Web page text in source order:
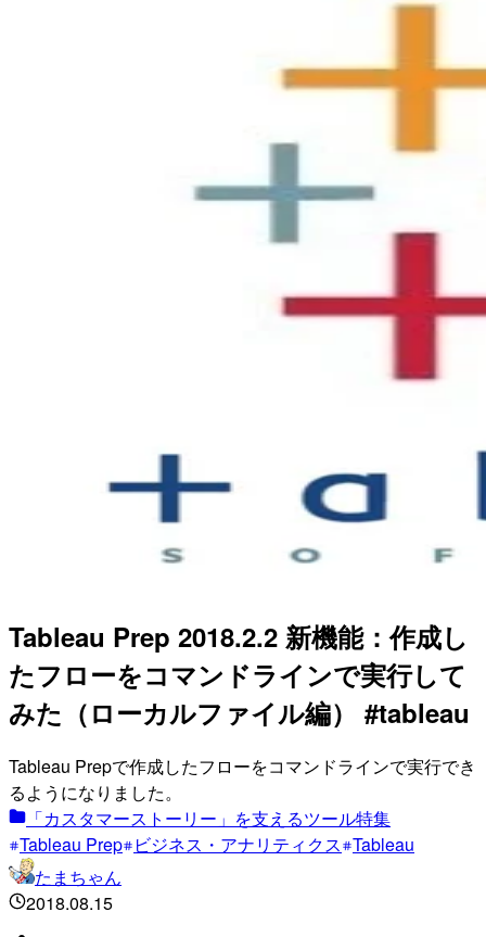
Tableau Prep 2018.2.2 新機能：作成し
たフローをコマンドラインで実行して
みた（ローカルファイル編） #tableau
Tableau Prepで作成したフローをコマンドラインで実行でき
るようになりました。
「カスタマーストーリー」を支えるツール特集
Tableau Prep ビジネス・アナリティクス Tableau
たまちゃん
2018.08.15